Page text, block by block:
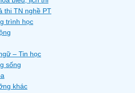
thi TN nghề PT
trình học
– Tin học
sống
khác